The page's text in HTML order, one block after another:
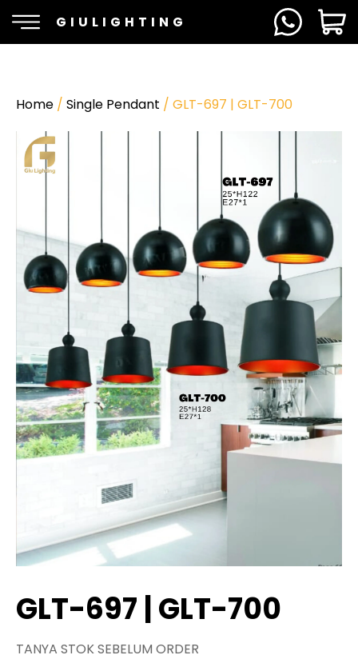
GIULIGHTING
Home / Single Pendant / GLT-697 | GLT-700
GLT-697 | GLT-700
TANYA STOK SEBELUM ORDER